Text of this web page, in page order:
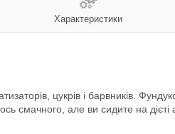
Характеристики
цукрів і барвників.
смачного, але ви сидите на